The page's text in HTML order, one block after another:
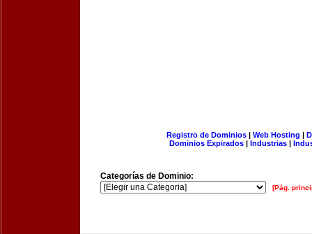
Registro de Dominios| Web Hosting |
Dominios Expirados | Industrias |
Categorías de Dominio:
[Pág.